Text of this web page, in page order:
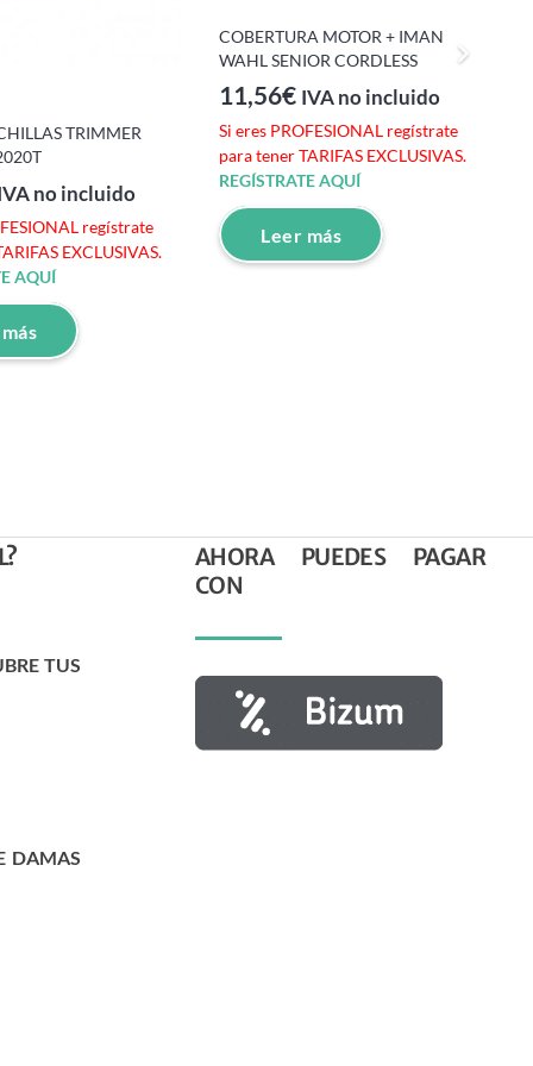
TRIMMER
no incluido
regístrate
EXCLUSIVAS.
AQUÍ
COBERTURA MOTOR + IMAN
WAHL SENIOR CORDLESS
11,56€ IVA no incluido
Si eres PROFESIONAL regístrate
para tener TARIFAS EXCLUSIVAS.
REGÍSTRATE AQUÍ
Leer más
TUS
DAMAS
AHORA PUEDES PAGAR
CON